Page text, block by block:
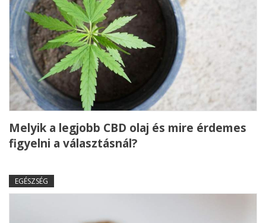
Melyik a legjobb CBD olaj és mire érdemes
figyelni a választásnál?
EGÉSZSÉG